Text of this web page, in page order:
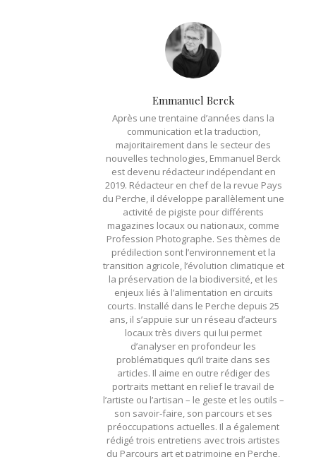
Emmanuel Berck
Après une trentaine d’années dans la
communication et la traduction,
majoritairement dans le secteur des
nouvelles technologies, Emmanuel Berck
est devenu rédacteur indépendant en
2019. Rédacteur en chef de la revue Pays
du Perche, il développe parallèlement une
activité de pigiste pour différents
magazines locaux ou nationaux, comme
Profession Photographe. Ses thèmes de
prédilection sont l’environnement et la
transition agricole, l’évolution climatique et
la préservation de la biodiversité, et les
enjeux liés à l’alimentation en circuits
courts. Installé dans le Perche depuis 25
ans, il s’appuie sur un réseau d’acteurs
locaux très divers qui lui permet
d’analyser en profondeur les
problématiques qu’il traite dans ses
articles. Il aime en outre rédiger des
portraits mettant en relief le travail de
l’artiste ou l’artisan – le geste et les outils –
son savoir-faire, son parcours et ses
préoccupations actuelles. Il a également
rédigé trois entretiens avec trois artistes
du Parcours art et patrimoine en Perche,